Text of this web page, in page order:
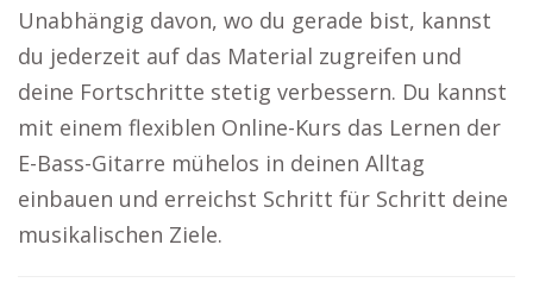
Unabhängig davon, wo du gerade bist, kannst
du jederzeit auf das Material zugreifen und
deine Fortschritte stetig verbessern. Du kannst
mit einem flexiblen Online-Kurs das Lernen der
E-Bass-Gitarre mühelos in deinen Alltag
einbauen und erreichst Schritt für Schritt deine
musikalischen Ziele.